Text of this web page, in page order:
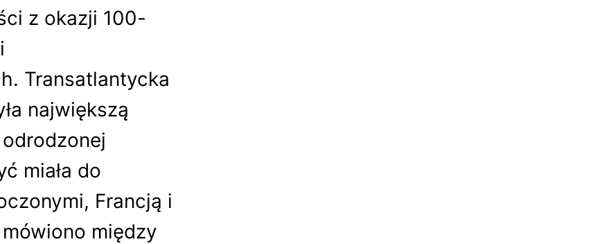
z okazji 100-
Transatlantycka
największą
miała do
Francją i
między